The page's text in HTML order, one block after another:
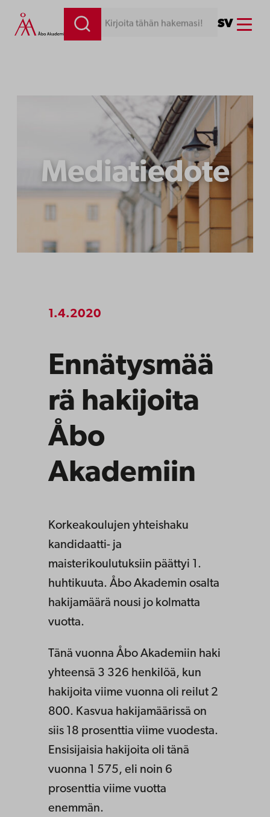
Siirry
sisältöön
Kirjoita tähän hakemasi! SV Menu
Mediatiedote
1.4.2020
Ennätysmää
rä hakijoita
Åbo
Akademiin
Korkeakoulujen yhteishaku
kandidaatti- ja
maisterikoulutuksiin päättyi 1.
huhtikuuta. Åbo Akademin osalta
hakijamäärä nousi jo kolmatta
vuotta.
Tänä vuonna Åbo Akademiin haki
yhteensä 3 326 henkilöä, kun
hakijoita viime vuonna oli reilut 2
800. Kasvua hakijamäärissä on
siis 18 prosenttia viime vuodesta.
Ensisijaisia hakijoita oli tänä
vuonna 1 575, eli noin 6
prosenttia viime vuotta
enemmän.